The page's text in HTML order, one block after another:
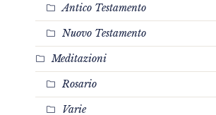
Antico Testamento
Nuovo Testamento
Meditazioni
Rosario
Varie